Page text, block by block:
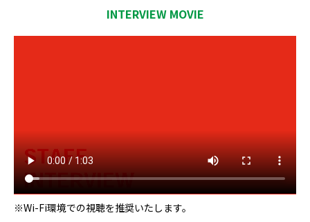
INTERVIEW MOVIE
※Wi-Fi環境での視聴を推奨いたします。